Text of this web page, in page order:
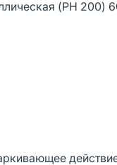
(PH 200)